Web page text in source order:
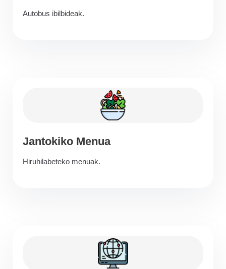
Autobus ibilbideak.
Jantokiko Menua
Hiruhilabeteko menuak.